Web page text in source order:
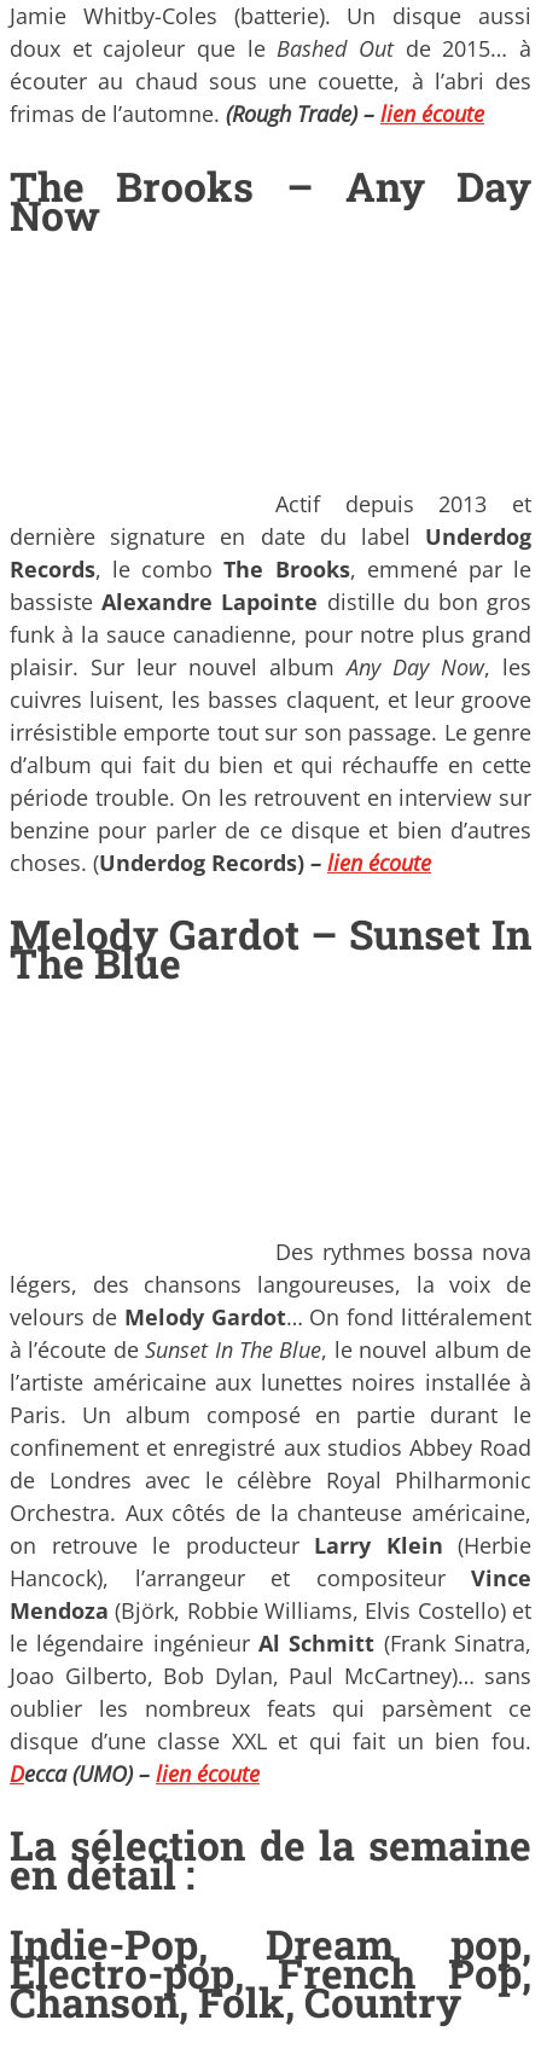
Jamie Whitby-Coles (batterie). Un disque aussi
doux et cajoleur que leBashed Outde 2015… à
écouter au chaud sous une couette, à l’abri des
frimas de l’automne. (Rough Trade) – lien écoute
The Brooks – Any Day
Now
Actif depuis 2013 et
dernière signature en date du label Underdog
Records, le combo The Brooks, emmené par le
bassiste Alexandre Lapointe distille du bon gros
funk à la sauce canadienne, pour notre plus grand
plaisir. Sur leur nouvel albumAny Day Now, les
cuivres luisent, les basses claquent, et leur groove
irrésistible emporte tout sur son passage. Le genre
d’album qui fait du bien et qui réchauffe en cette
période trouble. On les retrouvent en interview sur
benzine pour parler de ce disque et bien d’autres
choses. (Underdog Records) – lien écoute
Melody Gardot – Sunset In
The Blue
Des rythmes bossa nova
légers, des chansons langoureuses, la voix de
velours de Melody Gardot… On fond littéralement
à l’écoute deSunset In The Blue, le nouvel album de
l’artiste américaine aux lunettes noires installée à
Paris. Un album composé en partie durant le
confinement et enregistré aux studios Abbey Road
de Londres avec le célèbre Royal Philharmonic
Orchestra. Aux côtés de la chanteuse américaine,
on retrouve le producteur Larry Klein (Herbie
Hancock), l’arrangeur et compositeurVince
Mendoza (Björk, Robbie Williams, Elvis Costello) et
le légendaire ingénieur Al Schmitt (Frank Sinatra,
Joao Gilberto, Bob Dylan, Paul McCartney)… sans
oublier les nombreux feats qui parsèment ce
disque d’une classe XXL et qui fait un bien fou.
Decca (UMO)– lienécoute
La sélection de la semaine
en détail :
Indie-Pop, Dream pop,
Electro-pop, French Pop,
Chanson, Folk, Country